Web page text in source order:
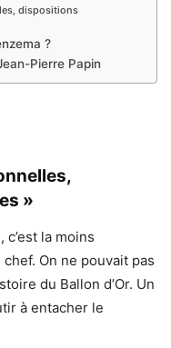
dispositions
?
Pierre Papin
»
c’est la moins
On ne pouvait pas
du Ballon d’Or. Un
à entacher le